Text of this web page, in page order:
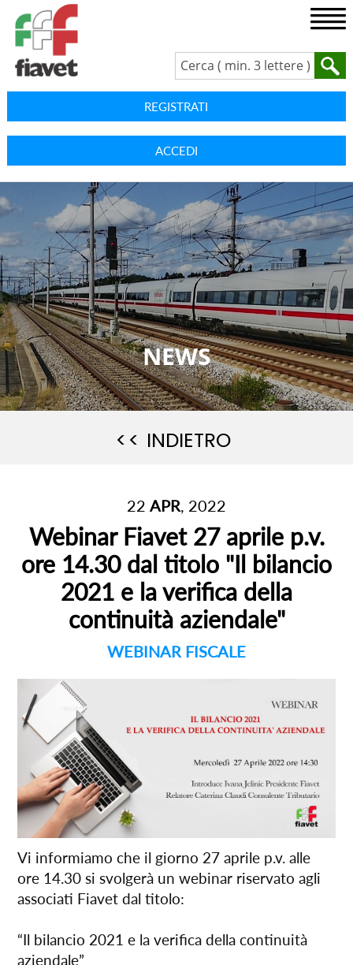
REGISTRATI
ACCEDI
NEWS
<< INDIETRO
22 APR, 2022
Webinar Fiavet 27 aprile p.v.
ore 14.30 dal titolo "Il bilancio
2021 e la verifica della
continuità aziendale"
WEBINAR FISCALE
Vi informiamo che il giorno 27 aprile p.v. alle
ore 14.30 si svolgerà un webinar riservato agli
associati Fiavet dal titolo:
“Il bilancio 2021 e la verifica della continuità
aziendale”